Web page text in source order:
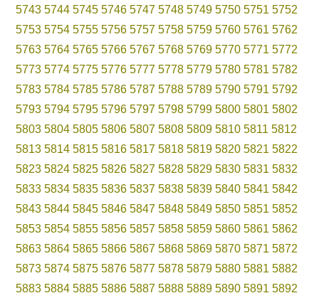
5743 5744 5745 5746 5747 5748 5749 5750 5751 5752
5753 5754 5755 5756 5757 5758 5759 5760 5761 5762
5763 5764 5765 5766 5767 5768 5769 5770 5771 5772
5773 5774 5775 5776 5777 5778 5779 5780 5781 5782
5783 5784 5785 5786 5787 5788 5789 5790 5791 5792
5793 5794 5795 5796 5797 5798 5799 5800 5801 5802
5803 5804 5805 5806 5807 5808 5809 5810 5811 5812
5813 5814 5815 5816 5817 5818 5819 5820 5821 5822
5823 5824 5825 5826 5827 5828 5829 5830 5831 5832
5833 5834 5835 5836 5837 5838 5839 5840 5841 5842
5843 5844 5845 5846 5847 5848 5849 5850 5851 5852
5853 5854 5855 5856 5857 5858 5859 5860 5861 5862
5863 5864 5865 5866 5867 5868 5869 5870 5871 5872
5873 5874 5875 5876 5877 5878 5879 5880 5881 5882
5883 5884 5885 5886 5887 5888 5889 5890 5891 5892